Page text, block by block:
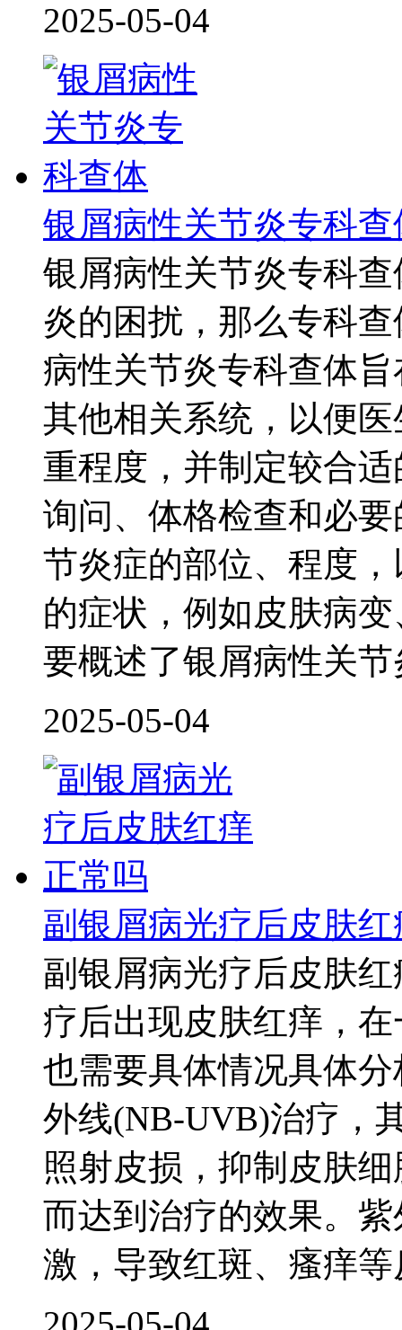
2025-05-04
银屑病性关节炎专科查
银屑病性关节炎专科
炎的困扰，那么专科
病性关节炎专科查体
其他相关系统，以便
重程度，并制定较合
询问、体格检查和必
节炎症的部位、程度
的症状，例如皮肤病
要概述了银屑病性关节
2025-05-04
副银屑病光疗后皮肤
副银屑病光疗后皮肤
疗后出现皮肤红痒，
也需要具体情况具体
外线(NB-UVB)治疗，
照射皮损，抑制皮肤
而达到治疗的效果。
激，导致红斑、瘙痒